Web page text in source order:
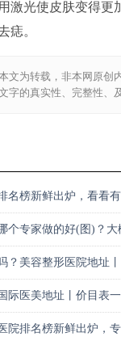
激光使皮肤变得更
痣。
文为转载，非本网原创
字的真实性、完整性、
名榜新鲜出炉，看看
个专家做的好(图)？大
？美容整形医院地址
际医美地址丨价目表
院排名榜新鲜出炉，